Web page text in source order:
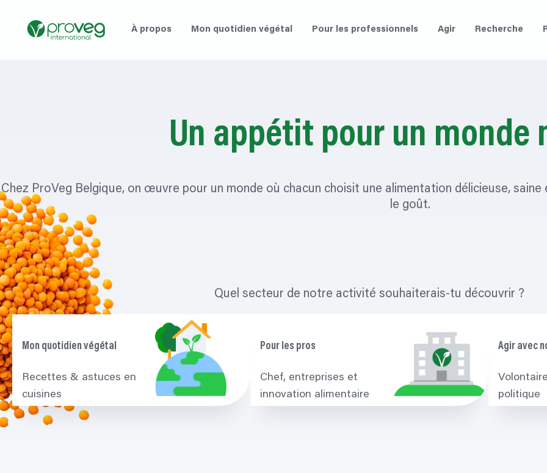
À propos Mon quotidien végétal Pour les professionnels Agir Recherche
Un appétit pour un monde
Chez ProVeg Belgique, on œuvre pour un monde où chacun choisit une alimentation délicieuse,
le goût.
Quel secteur de notre activité souhaiterais-tu découvrir ?
Mon quotidien végétal
Recettes & astuces en
cuisines
Pour les pros
Chef, entreprises et
innovation alimentaire
Agir avec
politique